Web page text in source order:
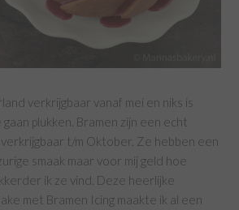
verkrijgbaar vanaf mei en niks is
plukken. Bramen zijn een echt
t/m Oktober. Ze hebben een
smaak maar voor mij geld hoe
ik ze vind. Deze heerlijke
met Bramen Icing maakte ik al een